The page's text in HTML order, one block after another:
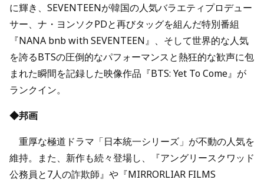
に輝き、SEVENTEENが韓国の人気バラエティプロデュー
サー、ナ・ヨンソクPDと再びタッグを組んだ特別番組
『NANA bnb with SEVENTEEN』、そして世界的な人気
を誇るBTSの圧倒的なパフォーマンスと熱狂的な歓声に包
まれた瞬間を記録した映像作品『BTS: Yet To Come』が
ランクイン。
◆邦画
重厚な極道ドラマ「日本統一シリーズ」が不動の人気を
維持。また、新作も続々登場し、『アングリースクワッド
公務員と7人の詐欺師』や『MIRRORLIAR FILMS